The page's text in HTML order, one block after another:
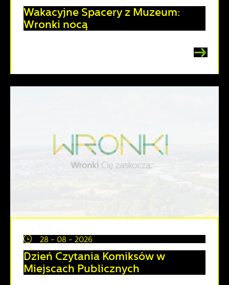
Wakacyjne Spacery z Muzeum:
Wronki nocą
28 - 08 - 2026
Dzień Czytania Komiksów w
Miejscach Publicznych